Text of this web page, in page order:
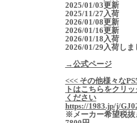
2025/01/03更新
2025/11/27入荷
2026/01/08更新
2026/01/16更新
2026/01/18入荷
2026/01/29入荷しま
→公式ページ
<<< その他様々な
トはこちらをクリ
ください
https://1983.jp/j/
※メーカー希望税抜